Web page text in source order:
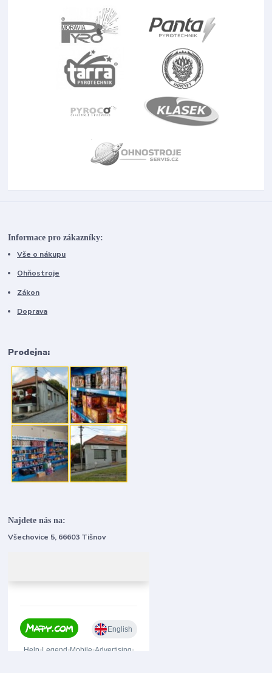
Informace pro zákazníky:
Vše o nákupu
Ohňostroje
Zákon
Doprava
Prodejna:
Najdete nás na:
Všechovice 5, 66603 Tišnov